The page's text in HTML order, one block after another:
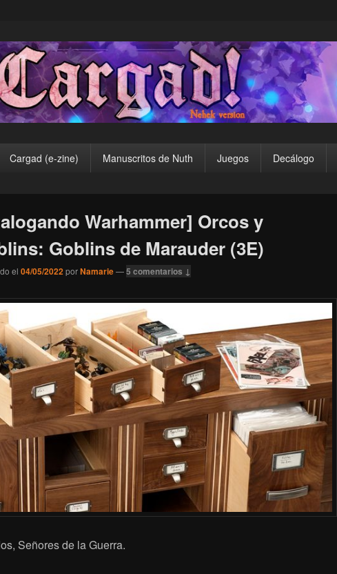
Cargad (e-zine) Manuscritos de Nuth Juegos Decálogo
Warhammer] Orcos y
Goblins de Marauder (3E)
el 04/05/2022porNamarie—5 comentarios ↓
Señores de la Guerra.